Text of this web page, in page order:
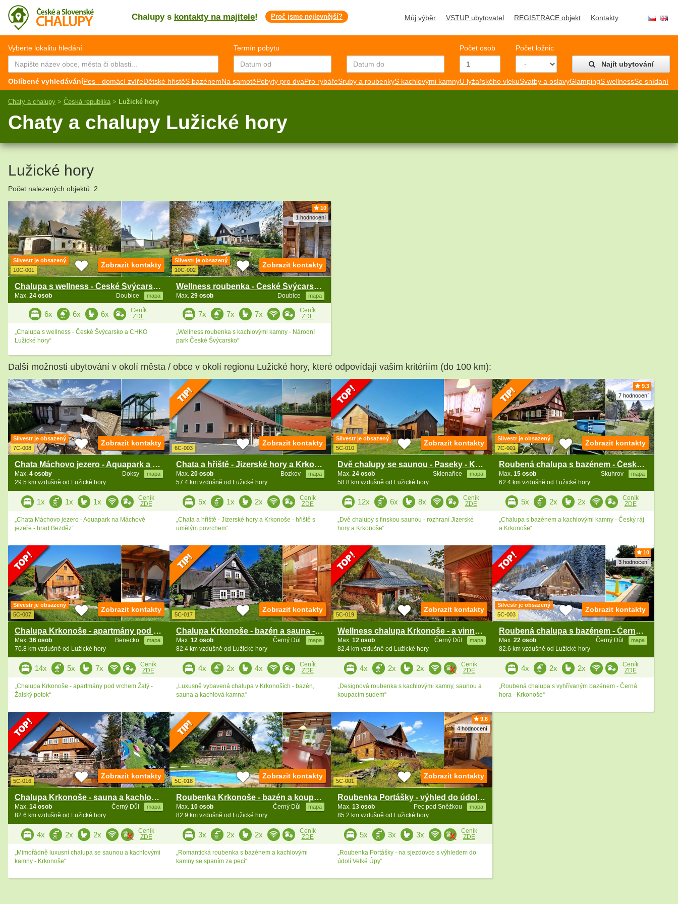
Chalupy s kontakty na majitele! Proč jsme nejlevnější? Můj výběr VSTUP ubytovatel REGISTRACE objekt Kontakty
CZ EN
Vyberte lokalitu hledání Termín pobytu Počet osob
Počet ložnic
Najít ubytování
Oblíbené vyhledáváníPes - domácí zvířeDětské hřistěS bazénemNa samotěPobyty pro dvaPro rybářeSruby a roubenkyS kachlovými kamnyU lyžařského vlekuSvatby a oslavyGlampingS wellnessSe snídaní
Chaty a chalupy > Česká republika > Lužické hory
Chaty a chalupy Lužické hory
Lužické hory
Počet nalezených objektů: 2.
Silvestr je obsazený
10C-001
Chalupa s wellness - České Švýcarsko a Lužické hory
Doubice mapa
Max. 24 osob
Zobrazit kontakty
6x 6x 6x
Ceník
ZDE
„Chalupa s wellness - České Švýcarsko a CHKO
Lužické hory“
10
1 hodnocení
Silvestr je obsazený
10C-002
Wellness roubenka - České Švýcarsko - Lužické hory
Doubice mapa
Max. 29 osob
Zobrazit kontakty
7x 7x 7x
Ceník
ZDE
„Wellness roubenka s kachlovými kamny - Národní
park České Švýcarsko“
Další možnosti ubytování v okolí města / obce v okolí regionu Lužické hory, které odpovídají vašim kritériím (do 100 km):
Silvestr je obsazený
7C-008
Chata Máchovo jezero - Aquapark a hrad Bezděz
Doksy mapa
Max. 4 osoby
29.5 km vzdušně od Lužické hory
Zobrazit kontakty
1x 1x 1x
Ceník
ZDE
„Chata Máchovo jezero - Aquapark na Máchově
jezeře - hrad Bezděz“
6C-003
Chata a hřiště - Jizerské hory a Krkonoše
Bozkov mapa
Max. 20 osob
57.4 km vzdušně od Lužické hory
Zobrazit kontakty
5x 1x 2x
Ceník
ZDE
„Chata a hřiště - Jizerské hory a Krkonoše - hřiště s
umělým povrchem“
Silvestr je obsazený
5C-010
Dvě chalupy se saunou - Paseky - Krkonoše
Sklenařice mapa
Max. 24 osob
58.8 km vzdušně od Lužické hory
Zobrazit kontakty
12x 6x 8x
Ceník
ZDE
„Dvě chalupy s finskou saunou - rozhraní Jizerské
hory a Krkonoše“
9.3
7 hodnocení
Silvestr je obsazený
7C-001
Roubená chalupa s bazénem - Český ráj
Skuhrov mapa
Max. 15 osob
62.4 km vzdušně od Lužické hory
Zobrazit kontakty
5x 2x 2x
Ceník
ZDE
„Chalupa s bazénem a kachlovými kamny - Český ráj
a Krkonoše“
Silvestr je obsazený
5C-007
Chalupa Krkonoše - apartmány pod vrchem Žalý
Benecko mapa
Max. 36 osob
70.8 km vzdušně od Lužické hory
Zobrazit kontakty
14x 5x 7x
Ceník
ZDE
„Chalupa Krkonoše - apartmány pod vrchem Žalý -
Žalský potok“
5C-017
Chalupa Krkonoše - bazén a sauna - Černá hora
Černý Důl mapa
Max. 12 osob
82.4 km vzdušně od Lužické hory
Zobrazit kontakty
4x 2x 4x
Ceník
ZDE
„Luxusně vybavená chalupa v Krkonoších - bazén,
sauna a kachlová kamna“
5C-019
Wellness chalupa Krkonoše - a vinný sklep
Černý Důl mapa
Max. 12 osob
82.4 km vzdušně od Lužické hory
Zobrazit kontakty
4x 2x 2x
Ceník
ZDE
„Designová roubenka s kachlovými kamny, saunou a
koupacím sudem“
10
3 hodnocení
Silvestr je obsazený
5C-003
Roubená chalupa s bazénem - Černá hora - Krkonoše
Černý Důl mapa
Max. 22 osob
82.6 km vzdušně od Lužické hory
Zobrazit kontakty
4x 2x 2x
Ceník
ZDE
„Roubená chalupa s vyhřívaným bazénem - Černá
hora - Krkonoše“
5C-016
Chalupa Krkonoše - sauna a kachlová kamna
Černý Důl mapa
Max. 14 osob
82.6 km vzdušně od Lužické hory
Zobrazit kontakty
4x 2x 2x
Ceník
ZDE
„Mimořádně luxusní chalupa se saunou a kachlovými
kamny - Krkonoše“
5C-018
Roubenka Krkonoše - bazén a koupací sud
Černý Důl mapa
Max. 10 osob
82.9 km vzdušně od Lužické hory
Zobrazit kontakty
3x 2x 2x
Ceník
ZDE
„Romantická roubenka s bazénem a kachlovými
kamny se spaním za pecí“
9.6
4 hodnocení
5C-001
Roubenka Portášky - výhled do údolí Velké Úpy
Pec pod Sněžkou mapa
Max. 13 osob
85.2 km vzdušně od Lužické hory
Zobrazit kontakty
5x 3x 3x
Ceník
ZDE
„Roubenka Portášky - na sjezdovce s výhledem do
údolí Velké Úpy“